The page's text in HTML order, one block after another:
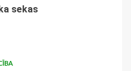
sekas